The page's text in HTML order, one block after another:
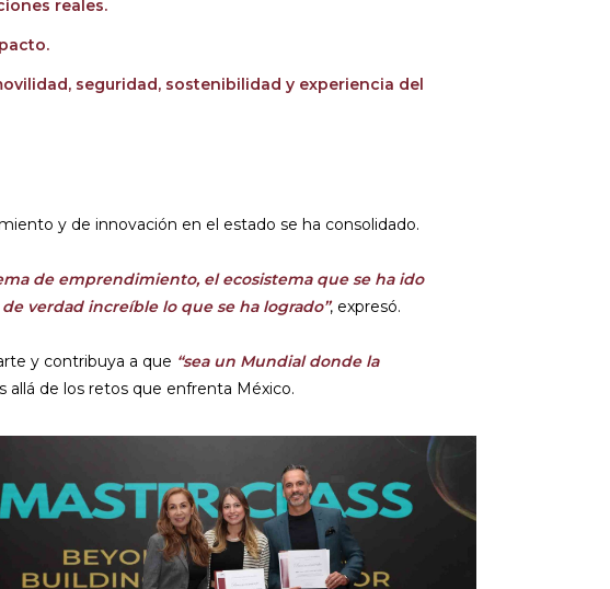
reales.
seguridad, sostenibilidad y experiencia del
y de innovación en el estado se ha consolidado.
de emprendimiento, el ecosistema que se ha ido
verdad increíble lo que se ha logrado”, expresó.
y contribuya a que “sea un Mundial donde la
allá de los retos que enfrenta México.